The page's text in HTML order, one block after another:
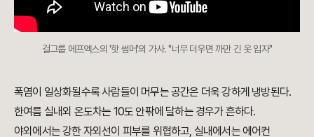
걸그룹 에프엑스의 '핫 썸머'의 가사. "너무 더우면 까만 긴 옷 입자"
폭염이 일상화될수록 사람들이 머무는 공간은 더욱 강하게 냉방된다.
한여름 실내외 온도차는 10도 안팎에 달하는 경우가 흔하다.
야외에서는 강한 자외선이 피부를 위협하고, 실내에서는 에어컨